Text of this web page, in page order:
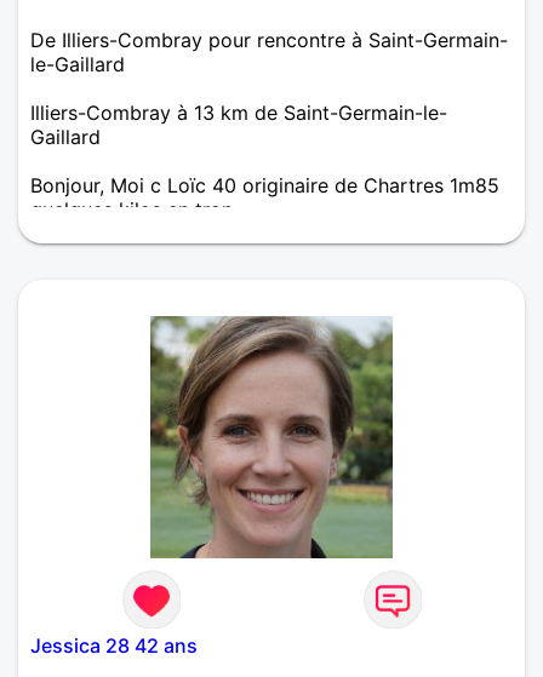
De Illiers-Combray pour rencontre à Saint-Germain-
le-Gaillard
Illiers-Combray à 13 km de Saint-Germain-le-
Gaillard
Bonjour, Moi c Loïc 40 originaire de Chartres 1m85
quelques kilos en trop
Jessica 28 42 ans